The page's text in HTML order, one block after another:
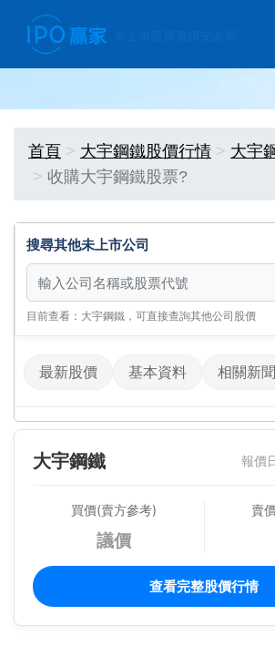
首頁 大宇鋼鐵股價行情
大宇
收購大宇鋼鐵股票?
搜尋其他未上市公司
搜尋其他未上市公司
目前查看：大宇鋼鐵，可直接查詢其他公司股價
最新股價 基本資料 相關新聞
大宇鋼鐵 報價
買價(賣方參考)
議價
賣
查看完整股價行情